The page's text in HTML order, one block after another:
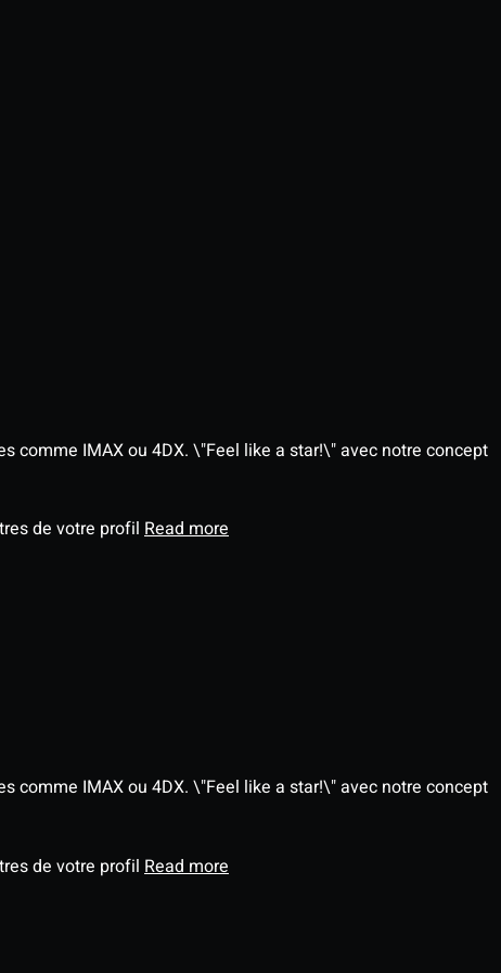
comme IMAX ou 4DX. \"Feel like a star!\" avec notre concept
de votre profil Read more
comme IMAX ou 4DX. \"Feel like a star!\" avec notre concept
de votre profil Read more